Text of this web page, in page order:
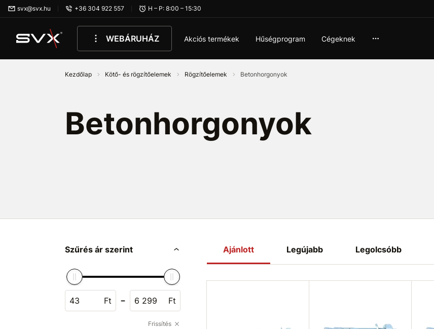
Ugrás az oldal fő részéhez
svx@svx.hu +36 304 922 557 H – P: 8:00 – 15:30
WEBÁRUHÁZ Akciós termékek Hűségprogram Cégeknek
Kezdőlap Kötő- és rögzítőelemek Rögzítőelemek Betonhorgonyok
Betonhorgonyok
Szűrés ár szerint
Ft - Ft
Frissítés
Ajánlott Legújabb Legolcsóbb